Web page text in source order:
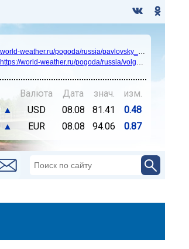
world-weather.ru/pogoda/russia/pavlovsky_posad/14days/
https://world-weather.ru/pogoda/russia/volgograd/
Валюта Дата знач.
изм.
▲
USD 08.08 81.41
0.48
▲
EUR 08.08 94.06 0.87